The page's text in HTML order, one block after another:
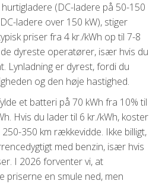
(DC-ladere på 50-150
ladere over 150 kW), stiger
priser fra 4 kr./kWh op til 7-8
dyreste operatører, især hvis du
Lynladning er dyrest, fordi du
og den høje hastighed.
et batteri på 70 kWh fra 10% til
Hvis du lader til 6 kr./kWh, koster
350 km rækkevidde. Ikke billigt,
med benzin, især hvis
I 2026 forventer vi, at
priserne en smule ned, men